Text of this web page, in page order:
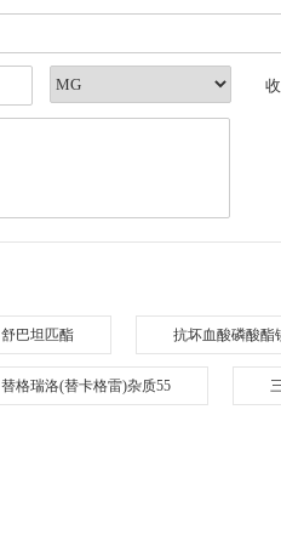
舒巴坦匹酯 抗坏血酸磷酸酯
替格瑞洛(替卡格雷)杂质55